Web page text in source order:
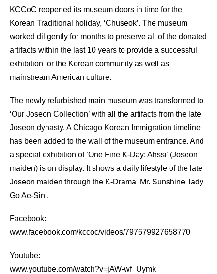
KCCoC reopened its museum doors in time for the
Korean Traditional holiday, ‘Chuseok’. The museum
worked diligently for months to preserve all of the donated
artifacts within the last 10 years to provide a successful
exhibition for the Korean community as well as
mainstream American culture.
The newly refurbished main museum was transformed to
‘Our Joseon Collection’ with all the artifacts from the late
Joseon dynasty. A Chicago Korean Immigration timeline
has been added to the wall of the museum entrance. And
a special exhibition of ‘One Fine K-Day: Ahssi’ (Joseon
maiden) is on display. It shows a daily lifestyle of the late
Joseon maiden through the K-Drama ‘Mr. Sunshine: lady
Go Ae-Sin’.
Facebook:
www.facebook.com/kccoc/videos/797679927658770
Youtube:
www.youtube.com/watch?v=jAW-wf_Uymk